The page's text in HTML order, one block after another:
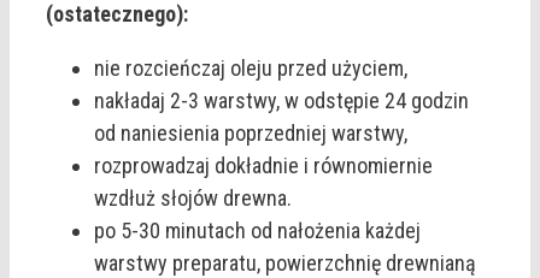
(ostatecznego):
nie rozcieńczaj oleju przed użyciem,
nakładaj 2-3 warstwy, w odstępie 24 godzin
od naniesienia poprzedniej warstwy,
rozprowadzaj dokładnie i równomiernie
wzdłuż słojów drewna.
po 5-30 minutach od nałożenia każdej
warstwy preparatu, powierzchnię drewnianą